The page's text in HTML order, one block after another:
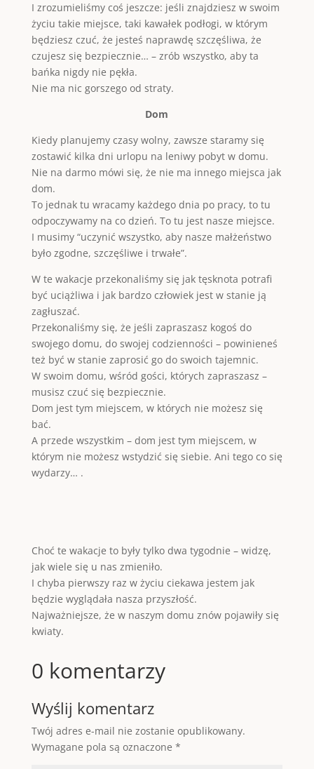
I zrozumieliśmy coś jeszcze: jeśli znajdziesz w swoim
życiu takie miejsce, taki kawałek podłogi, w którym
będziesz czuć, że jesteś naprawdę szczęśliwa, że
czujesz się bezpiecznie… – zrób wszystko, aby ta
bańka nigdy nie pękła.
Nie ma nic gorszego od straty.
Dom
Kiedy planujemy czasy wolny, zawsze staramy się
zostawić kilka dni urlopu na leniwy pobyt w domu.
Nie na darmo mówi się, że nie ma innego miejsca jak
dom.
To jednak tu wracamy każdego dnia po pracy, to tu
odpoczywamy na co dzień. To tu jest nasze miejsce.
I musimy “uczynić wszystko, aby nasze małżeństwo
było zgodne, szczęśliwe i trwałe”.
W te wakacje przekonaliśmy się jak tęsknota potrafi
być uciążliwa i jak bardzo człowiek jest w stanie ją
zagłuszać.
Przekonaliśmy się, że jeśli zapraszasz kogoś do
swojego domu, do swojej codzienności – powinieneś
też być w stanie zaprosić go do swoich tajemnic.
W swoim domu, wśród gości, których zapraszasz –
musisz czuć się bezpiecznie.
Dom jest tym miejscem, w których nie możesz się
bać.
A przede wszystkim – dom jest tym miejscem, w
którym nie możesz wstydzić się siebie. Ani tego co się
wydarzy… .
Choć te wakacje to były tylko dwa tygodnie – widzę,
jak wiele się u nas zmieniło.
I chyba pierwszy raz w życiu ciekawa jestem jak
będzie wyglądała nasza przyszłość.
Najważniejsze, że w naszym domu znów pojawiły się
kwiaty.
0 komentarzy
Wyślij komentarz
Twój adres e-mail nie zostanie opublikowany.
Wymagane pola są oznaczone *